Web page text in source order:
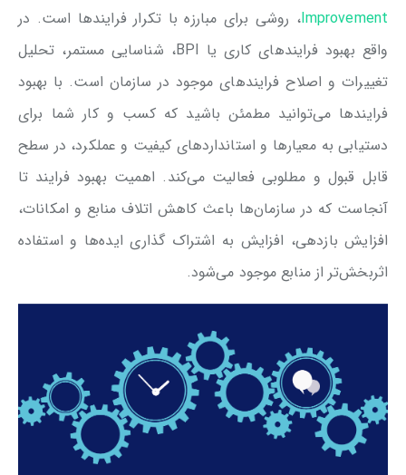
Improvement، روشی برای مبارزه با تکرار فرایندها است. در
واقع بهبود فرایندهای کاری یا BPI، شناسایی مستمر، تحلیل
تغییرات و اصلاح فرایندهای موجود در سازمان است. با بهبود
فرایندها می‌توانید مطمئن باشید که کسب و کار شما برای
دستیابی به معیارها و استانداردهای کیفیت و عملکرد، در سطح
قابل قبول و مطلوبی فعالیت می‌کند. اهمیت بهبود فرایند تا
آنجاست که در سازمان‌ها باعث کاهش اتلاف منابع و امکانات،
افزایش بازدهی، افزایش به اشتراک گذاری ایده‌ها و استفاده
اثربخش‌تر از منابع موجود می‌شود.